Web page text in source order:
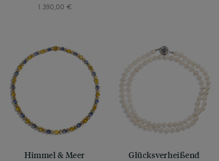
1.390,00 €
Himmel & Meer Glücksverheißend